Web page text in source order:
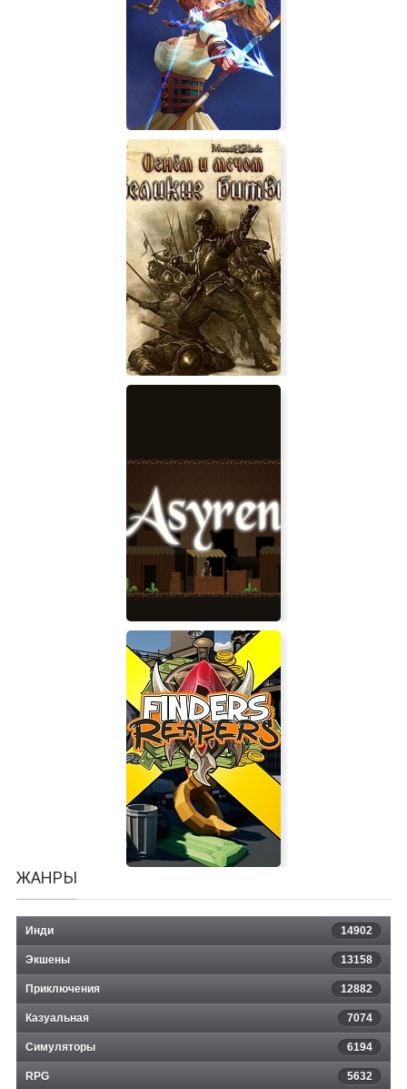
Game Party: In Motion
Cynthia: Hidden in the Moonshadow
Огнём и Мечом Великие Битвы
Asyren
ЖАНРЫ
Инди 14902
Экшены 13158
Приключения 12882
Казуальная 7074
Симуляторы 6194
RPG 5632